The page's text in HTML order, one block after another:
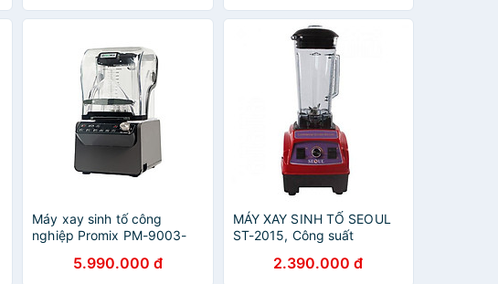
Máy xay sinh tố công
nghiệp Promix PM-9003-
5.990.000 đ
MÁY XAY SINH TỐ SEOUL
ST-2015, Công suất
2.390.000 đ